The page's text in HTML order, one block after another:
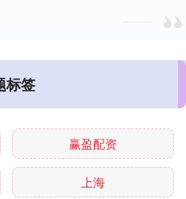
标签
赢盈配资
上海